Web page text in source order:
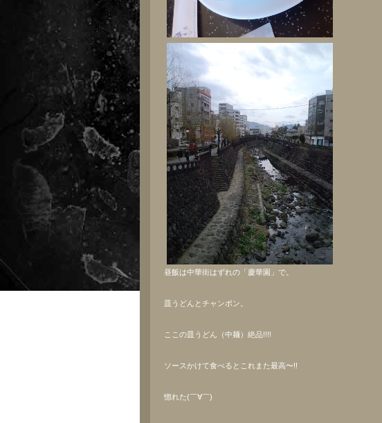
昼飯は中華街はずれの「慶華園」で。
皿うどんとチャンポン。
ここの皿うどん（中麺）絶品!!!!
ソースかけて食べるとこれまた最高〜!!
惚れた(￣∀￣)